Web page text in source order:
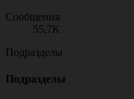
Сообщения
55,7К
Подразделы
Подразделы